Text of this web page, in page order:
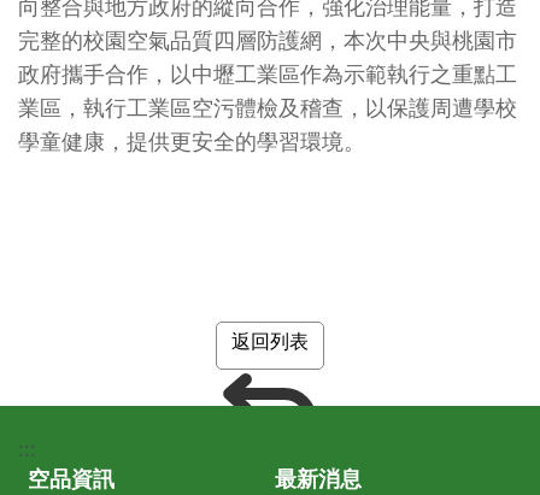
向整合與地方政府的縱向合作，強化治理能量，打造
完整的校園空氣品質四層防護網，本次中央與桃園市
政府攜手合作，以中壢工業區作為示範執行之重點工
業區，執行工業區空污體檢及稽查，以保護周遭學校
學童健康，提供更安全的學習環境。
返回列表
:::
空品資訊 最新消息